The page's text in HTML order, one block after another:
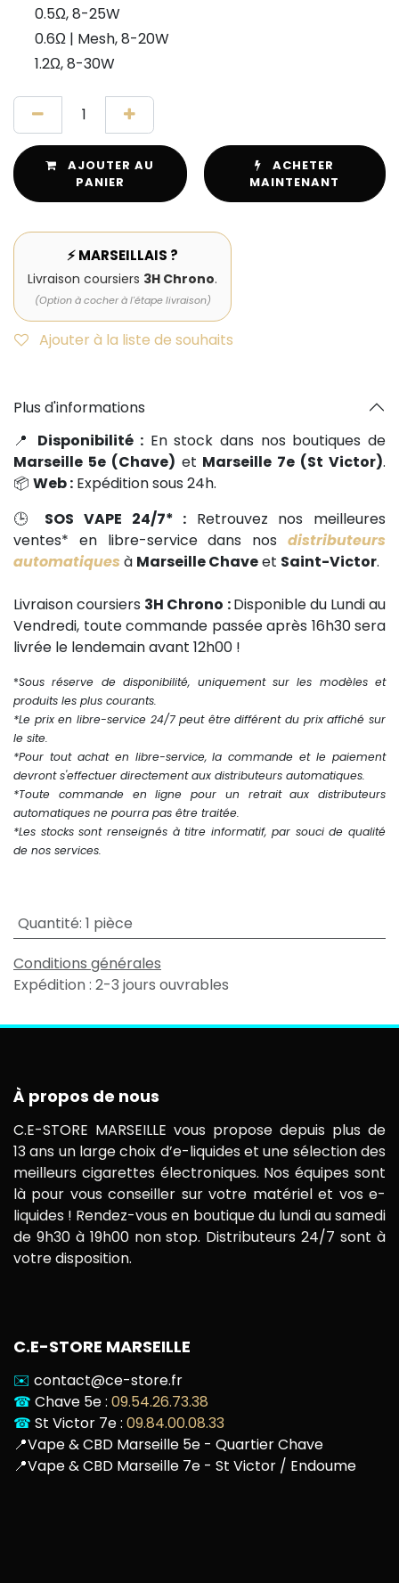
0.5Ω, 8-25W
0.6Ω | Mesh, 8-20W
1.2Ω, 8-30W
AJOUTER AU
PANIER
ACHETER
MAINTENANT
⚡ MARSEILLAIS ?
Livraison coursiers 3H Chrono.
(Option à cocher à l'étape livraison)
Ajouter à la liste de souhaits
Plus d'informations
📍 Disponibilité : En stock dans nos boutiques de
Marseille 5e (Chave) et Marseille 7e (St Victor).
📦 Web : Expédition sous 24h.
🕒 SOS VAPE 24/7* : Retrouvez nos meilleures
ventes* en libre-service dans nos distributeurs
automatiques à Marseille Chaveet Saint-Victor.
Livraison coursiers 3H Chrono :Disponible du Lundi au
Vendredi, toute commande passée après 16h30 sera
livrée le lendemain avant 12h00 !
*Sous réserve de disponibilité, uniquement sur les modèles et
produits les plus courants.
*Le prix en libre-service 24/7 peut être différent du prix affiché sur
le site.
*Pour tout achat en libre-service, la commande et le paiement
devront s'effectuer directement aux distributeurs automatiques.
*Toute commande en ligne pour un retrait aux distributeurs
automatiques ne pourra pas être traitée.
*Les stocks sont renseignés à titre informatif, par souci de qualité
de nos services.
Quantité: 1 pièce
Conditions générales
Expédition : 2-3 jours ouvrables
À propos de nous
C.E-STORE MARSEILLE vous propose depuis plus de
13 ans un large choix d’e-liquides et une sélection des
meilleurs cigarettes électroniques. Nos équipes sont
là pour vous conseiller sur votre matériel et vos e-
liquides ! Rendez-vous en boutique du lundi au samedi
de 9h30 à 19h00 non stop. Distributeurs 24/7 sont à
votre disposition.
C.E-STORE MARSEILLE
✉️ contact@ce-store.fr
☎ Chave 5e : 09.54.26.73.38
☎ St Victor 7e : 09.84.00.08.33
📍Vape & CBD Marseille 5e - Quartier Chave
📍Vape & CBD Marseille 7e - St Victor / Endoume